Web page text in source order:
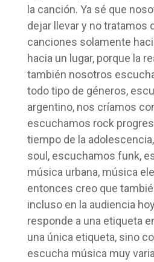
la canción. Ya sé que
dejar llevar y no tratamos
canciones solamente
hacia un lugar, porque la
también nosotros
todo tipo de géneros,
argentino, nos críamos
escuchamos rock
tiempo de la
soul, escuchamos funk,
música urbana, música
entonces creo que
incluso en la audiencia
responde a una etiqueta
una única etiqueta, sino
escucha música muy